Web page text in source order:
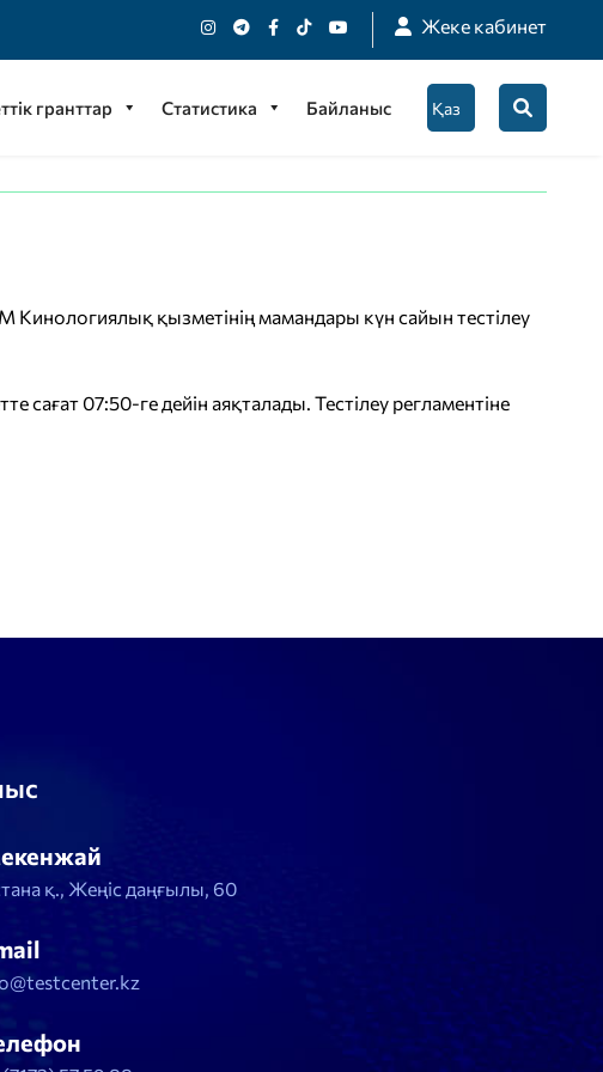
Жеке кабинет
гранттар Статистика Байланыс
Кинологиялық қызметінің мамандары күн сайын тестілеу
сағат 07:50-ге дейін аяқталады. Тестілеу регламентіне
қ., Жеңіс даңғылы, 60